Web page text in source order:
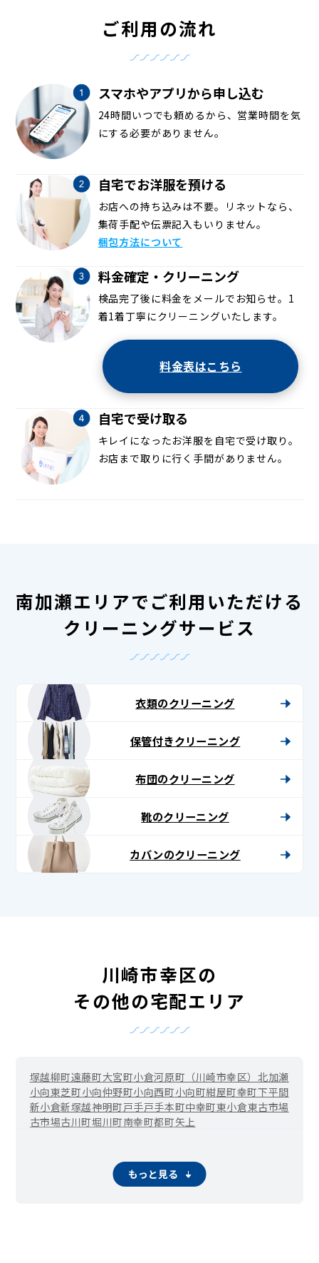
ご利用の流れ
スマホやアプリから申し込む
24時間いつでも頼めるから、営業時間を気
にする必要がありません。
自宅でお洋服を預ける
お店への持ち込みは不要。リネットなら、
集荷手配や伝票記入もいりません。
梱包方法について
料金確定・クリーニング
検品完了後に料金をメールでお知らせ。1
着1着丁寧にクリーニングいたします。
料金表はこちら
自宅で受け取る
キレイになったお洋服を自宅で受け取り。
お店まで取りに行く手間がありません。
南加瀬エリアでご利用いただける
クリーニングサービス
衣類のクリーニング
保管付きクリーニング
布団のクリーニング
靴のクリーニング
カバンのクリーニング
川崎市幸区の
その他の宅配エリア
塚越柳町遠藤町大宮町小倉河原町（川崎市幸区）北加瀬
小向東芝町小向仲野町小向西町小向町紺屋町幸町下平間
新小倉新塚越神明町戸手戸手本町中幸町東小倉東古市場
古市場古川町堀川町南幸町都町矢上
もっと見る